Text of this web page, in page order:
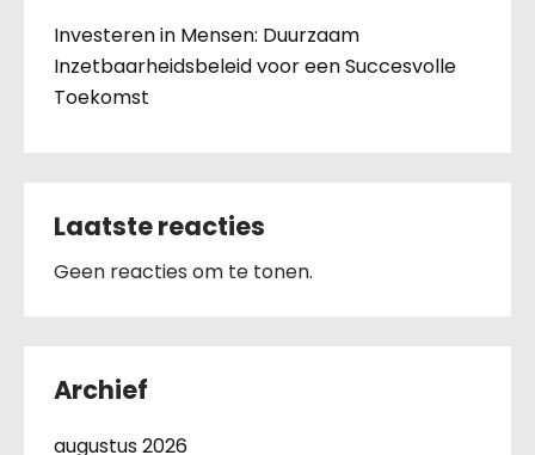
Investeren in Mensen: Duurzaam
Inzetbaarheidsbeleid voor een Succesvolle
Toekomst
Laatste reacties
Geen reacties om te tonen.
Archief
augustus 2026